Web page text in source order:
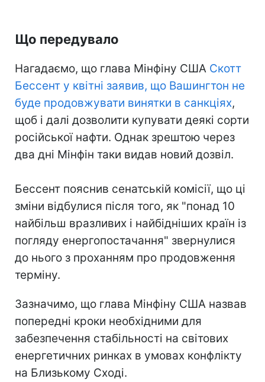
Що передувало
Нагадаємо, що глава Мінфіну США Скотт
Бессент у квітні заявив, що Вашингтон не
буде продовжувати винятки в санкціях,
щоб і далі дозволити купувати деякі сорти
російської нафти. Однак зрештою через
два дні Мінфін таки видав новий дозвіл.
Бессент пояснив сенатській комісії, що ці
зміни відбулися після того, як "понад 10
найбільш вразливих і найбідніших країн із
погляду енергопостачання" звернулися
до нього з проханням про продовження
терміну.
Зазначимо, що глава Мінфіну США назвав
попередні кроки необхідними для
забезпечення стабільності на світових
енергетичних ринках в умовах конфлікту
на Близькому Сході.